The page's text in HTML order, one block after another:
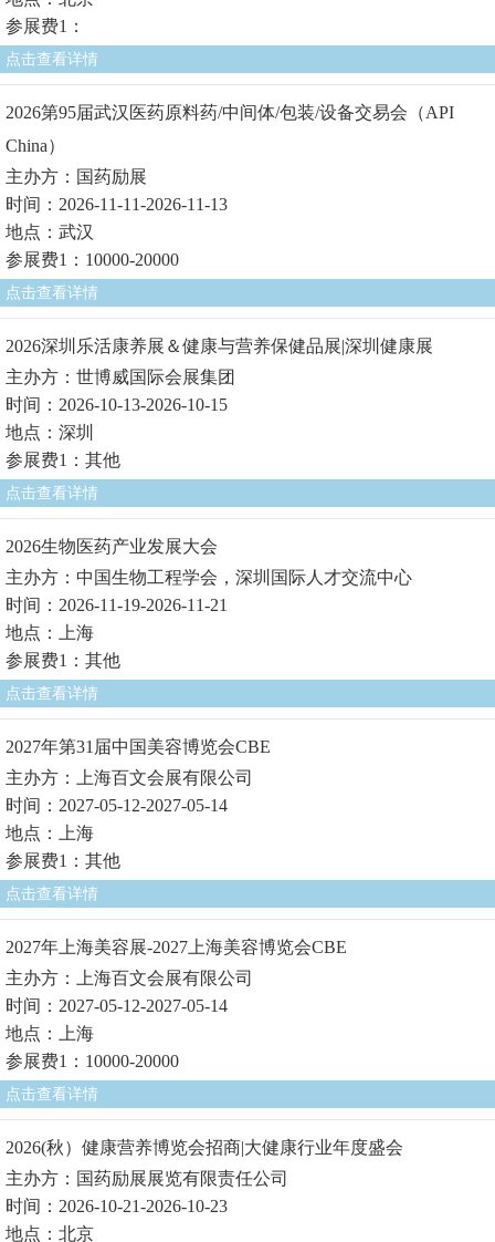
参展费1：
点击查看详情
2026第95届武汉医药原料药/中间体/包装/设备交易会（API
China）
主办方：国药励展
时间：2026-11-11-2026-11-13
地点：武汉
参展费1：10000-20000
点击查看详情
2026深圳乐活康养展＆健康与营养保健品展|深圳健康展
主办方：世博威国际会展集团
时间：2026-10-13-2026-10-15
地点：深圳
参展费1：其他
点击查看详情
2026生物医药产业发展大会
主办方：中国生物工程学会，深圳国际人才交流中心
时间：2026-11-19-2026-11-21
地点：上海
参展费1：其他
点击查看详情
2027年第31届中国美容博览会CBE
主办方：上海百文会展有限公司
时间：2027-05-12-2027-05-14
地点：上海
参展费1：其他
点击查看详情
2027年上海美容展-2027上海美容博览会CBE
主办方：上海百文会展有限公司
时间：2027-05-12-2027-05-14
地点：上海
参展费1：10000-20000
点击查看详情
2026(秋）健康营养博览会招商|大健康行业年度盛会
主办方：国药励展展览有限责任公司
时间：2026-10-21-2026-10-23
地点：北京